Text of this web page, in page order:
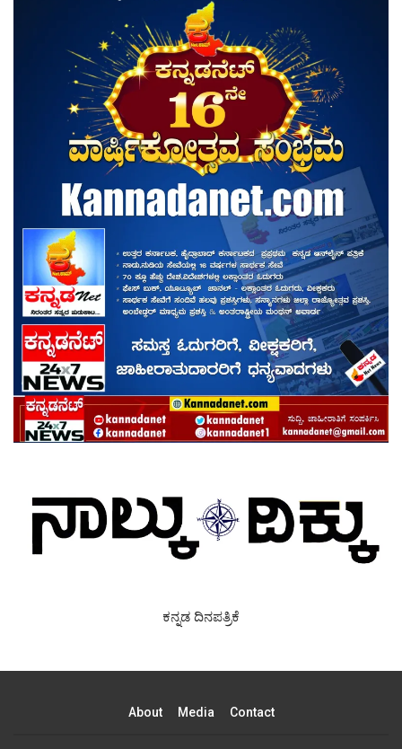
ಕನ್ನಡ ದಿನಪತ್ರಿಕೆ
About Media Contact